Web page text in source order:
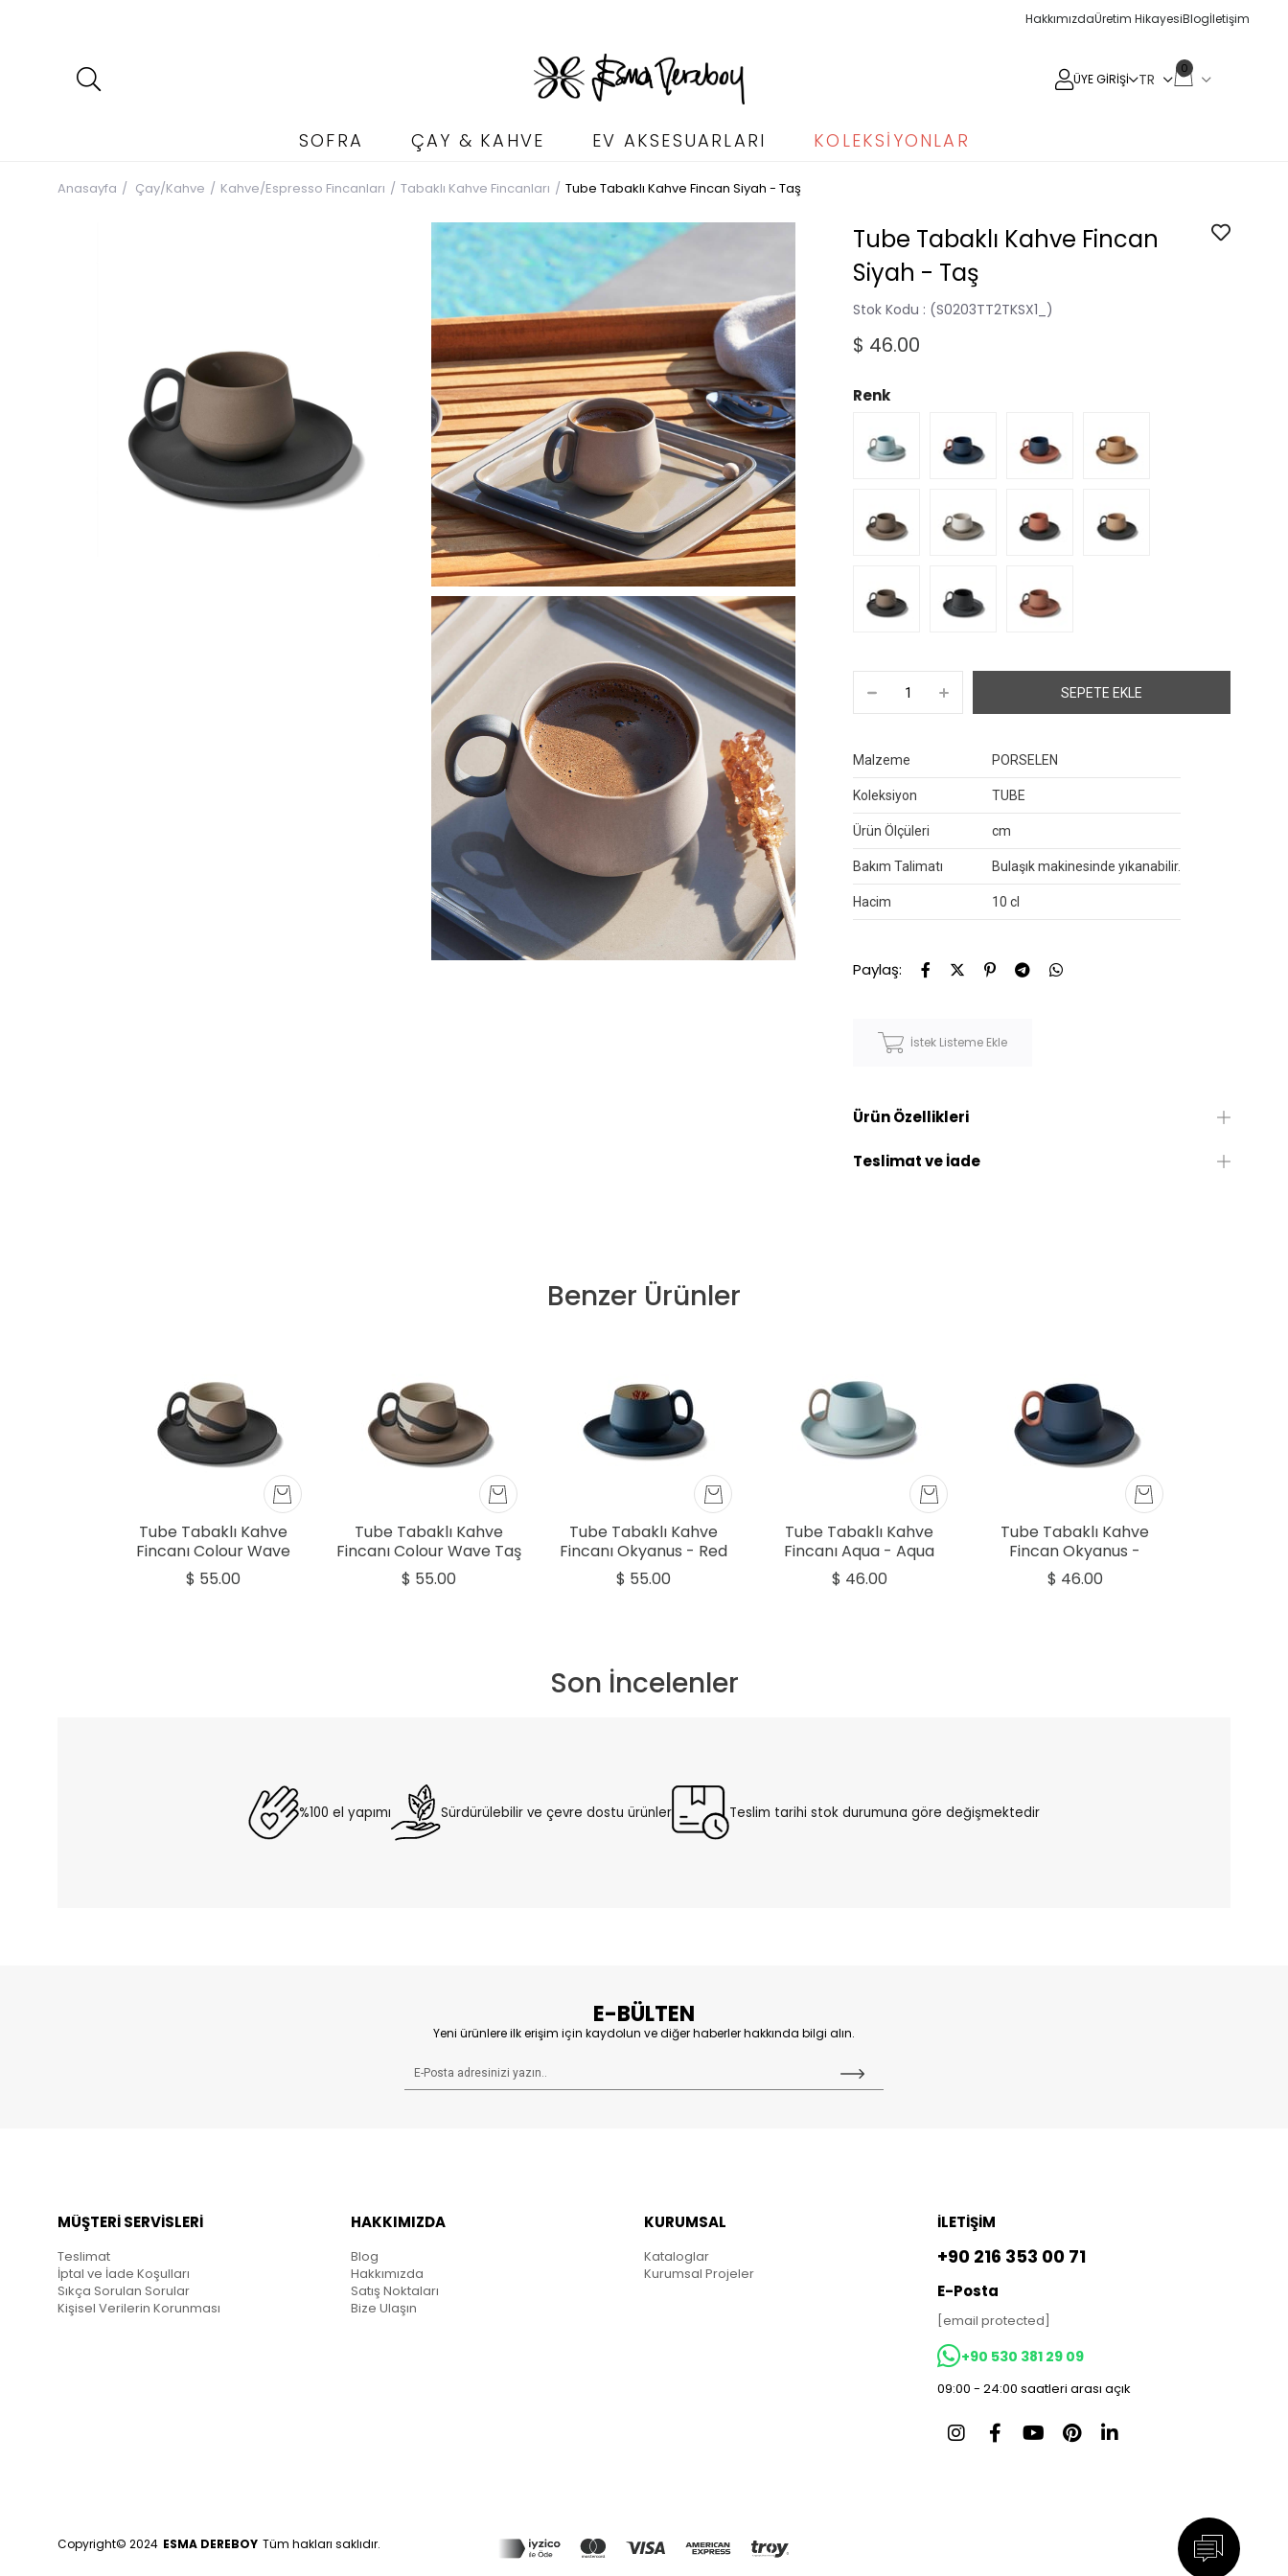
HakkımızdaÜretim HikayesiBlogİletişim
ÜYE GIRIŞI
0
SOFRA ÇAY & KAHVE EV AKSESUARLARI KOLEKSIYONLAR
Anasayfa Çay/Kahve Kahve/Espresso Fincanları Tabaklı Kahve Fincanları Tube Tabaklı Kahve Fincan Siyah - Taş
Tube Tabaklı Kahve Fincan
Siyah - Taş
Stok Kodu (S0203TT2TKSX1_)
$ 46.00
Renk
Malzeme PORSELEN
Koleksiyon TUBE
Ürün Ölçüleri cm
Bakım Talimatı Bulaşık makinesinde yıkanabilir.
Hacim 10 cl
Paylaş:
İstek Listeme Ekle
Ürün Özellikleri
Teslimat ve İade
%100 el yapımı Sürdürülebilir ve çevre dostu ürünler Teslim tarihi stok durumuna göre değişmektedir
Benzer Ürünler
Tube Tabaklı Kahve
Fincanı Colour Wave
Siyah - Siyah & Taş &
Fildişi
$ 55.00
Tube Tabaklı Kahve
Fincanı Colour Wave Taş
- Siyah & Taş & Fildişi
$ 55.00
Tube Tabaklı Kahve
Fincanı Okyanus - Red
Coral
$ 55.00
Tube Tabaklı Kahve
Fincanı Aqua - Aqua
$ 46.00
Tube Tabaklı Kahve
Fincan Okyanus -
Okyanus
$ 46.00
Son İncelenler
E-BÜLTEN
Yeni ürünlere ilk erişim için kaydolun ve diğer haberler hakkında bilgi alın.
MÜŞTERİ SERVİSLERİ
Teslimat
İptal ve İade Koşulları
Sıkça Sorulan Sorular
Kişisel Verilerin Korunması
HAKKIMIZDA
Blog
Hakkımızda
Satış Noktaları
Bize Ulaşın
KURUMSAL
Kataloglar
Kurumsal Projeler
İLETİŞİM
+90 216 353 00 71
E-Posta
[email protected]
+90 530 381 29 09
09:00 - 24:00 saatleri arası açık
Copyright© 2024 ESMA DEREBOY Tüm hakları saklıdır.